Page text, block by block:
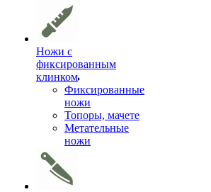
Ножи с
фиксированным
клинком
Фиксированные
ножи
Топоры, мачете
Метательные
ножи